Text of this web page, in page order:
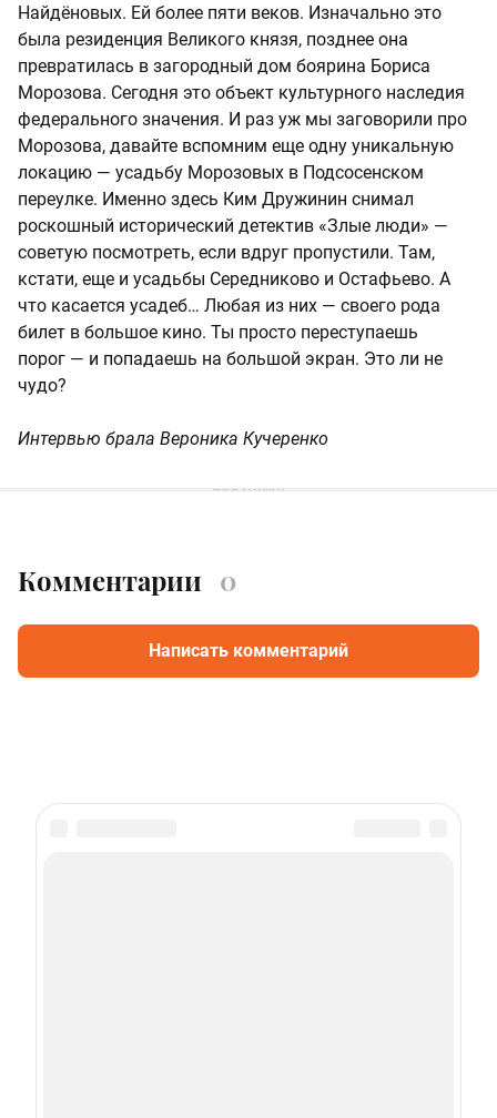
Найдёновых. Ей более пяти веков. Изначально это
была резиденция Великого князя, позднее она
превратилась в загородный дом боярина Бориса
Морозова. Сегодня это объект культурного наследия
федерального значения. И раз уж мы заговорили про
Морозова, давайте вспомним еще одну уникальную
локацию — усадьбу Морозовых в Подсосенском
переулке. Именно здесь Ким Дружинин снимал
роскошный исторический детектив «Злые люди» —
советую посмотреть, если вдруг пропустили. Там,
кстати, еще и усадьбы Середниково и Остафьево. А
что касается усадеб… Любая из них — своего рода
билет в большое кино. Ты просто переступаешь
порог — и попадаешь на большой экран. Это ли не
чудо?
Интервью брала Вероника Кучеренко
Комментарии 0
Написать комментарий